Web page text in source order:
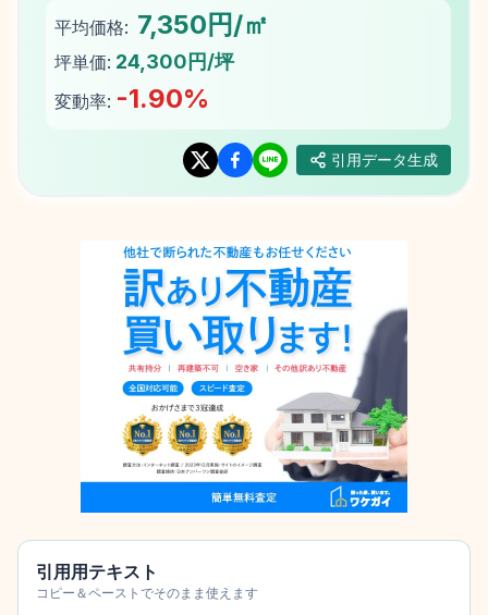
平均価格: 7,350円/㎡
坪単価: 24,300円/坪
変動率: -1.90%
引用データ生成
引用用テキスト
コピー＆ペーストでそのまま使えます